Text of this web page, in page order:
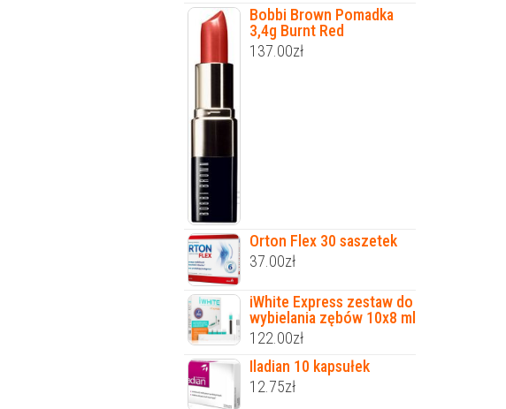
Bobbi Brown Pomadka
3,4g Burnt Red
137.00zł
Orton Flex 30 saszetek
37.00zł
iWhite Express zestaw do
wybielania zębów 10x8 ml
122.00zł
Iladian 10 kapsułek
12.75zł